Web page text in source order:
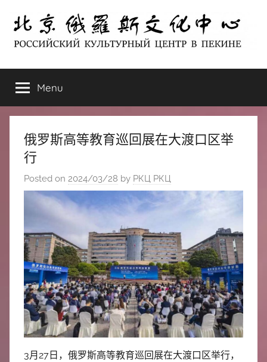
content
北
京
俄
罗
斯
化
中
心
ЦЕНТР
В
ПЕКИНЕ
Menu
俄罗斯高等教育巡回展在大渡口区举
行
Posted on 2024/03/28 by РКЦ РКЦ
3月27日，俄罗斯高等教育巡回展在大渡口区举行，